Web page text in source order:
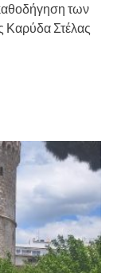
των
Καρύδα Στέλας